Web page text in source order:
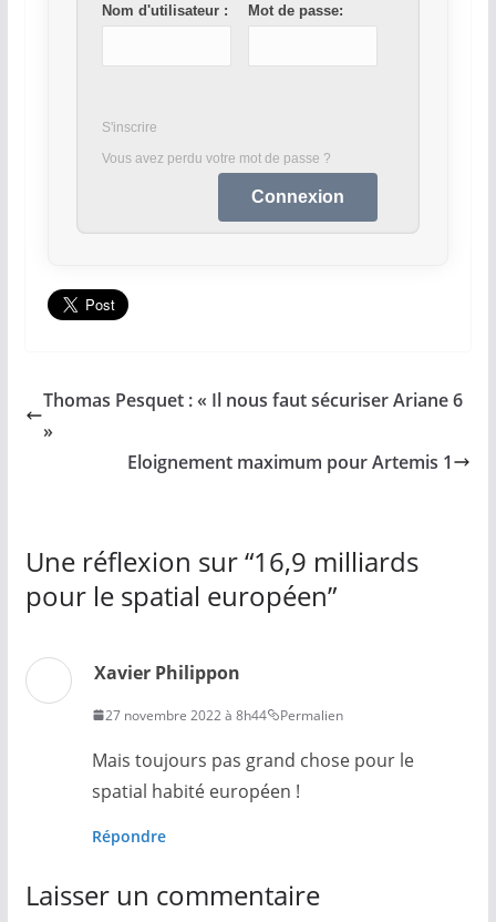
Nom d'utilisateur : Mot de passe:
S'inscrire
Vous avez perdu votre mot de passe ?
Thomas Pesquet : « Il nous faut sécuriser Ariane 6
»
Eloignement maximum pour Artemis 1
Une réflexion sur “16,9 milliards
pour le spatial européen”
Xavier Philippon
27 novembre 2022 à 8h44 Permalien
Mais toujours pas grand chose pour le
spatial habité européen !
Répondre
Laisser un commentaire